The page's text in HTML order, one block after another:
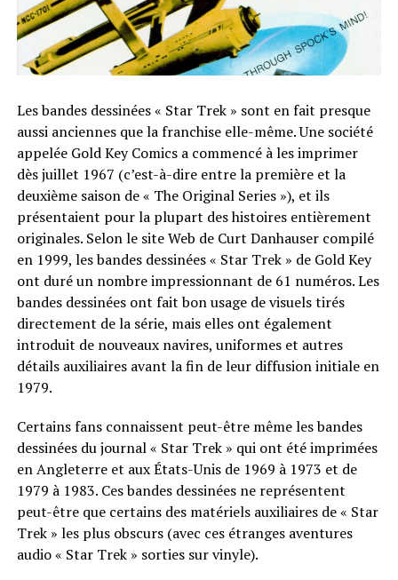
Les bandes dessinées « Star Trek » sont en fait presque
aussi anciennes que la franchise elle-même. Une société
appelée Gold Key Comics a commencé à les imprimer
dès juillet 1967 (c’est-à-dire entre la première et la
deuxième saison de « The Original Series »), et ils
présentaient pour la plupart des histoires entièrement
originales. Selon le site Web de Curt Danhauser compilé
en 1999, les bandes dessinées « Star Trek » de Gold Key
ont duré un nombre impressionnant de 61 numéros. Les
bandes dessinées ont fait bon usage de visuels tirés
directement de la série, mais elles ont également
introduit de nouveaux navires, uniformes et autres
détails auxiliaires avant la fin de leur diffusion initiale en
1979.
Certains fans connaissent peut-être même les bandes
dessinées du journal « Star Trek » qui ont été imprimées
en Angleterre et aux États-Unis de 1969 à 1973 et de
1979 à 1983. Ces bandes dessinées ne représentent
peut-être que certains des matériels auxiliaires de « Star
Trek » les plus obscurs (avec ces étranges aventures
audio « Star Trek » sorties sur vinyle).